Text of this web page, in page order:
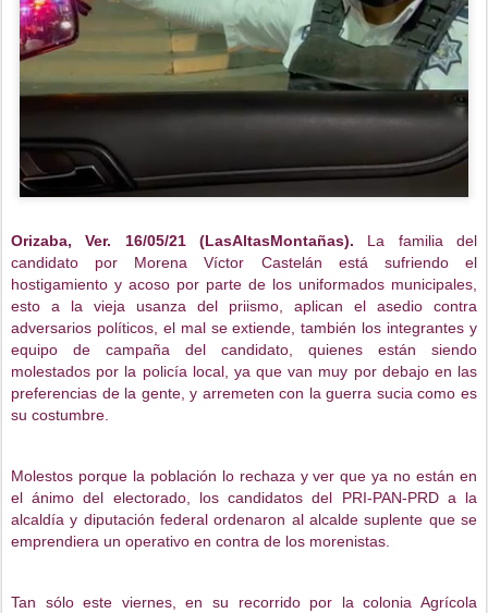
Orizaba, Ver. 16/05/21 (LasAltasMontañas). La familia del
candidato por Morena Víctor Castelán está sufriendo el
hostigamiento y acoso por parte de los uniformados municipales,
esto a la vieja usanza del priismo, aplican el asedio contra
adversarios políticos, el mal se extiende, también los integrantes y
equipo de campaña del candidato, quienes están siendo
molestados por la policía local, ya que van muy por debajo en las
preferencias de la gente, y arremeten con la guerra sucia como es
su costumbre.
Molestos porque la población lo rechaza y ver que ya no están en
el ánimo del electorado, los candidatos del PRI-PAN-PRD a la
alcaldía y diputación federal ordenaron al alcalde suplente que se
emprendiera un operativo en contra de los morenistas.
Tan sólo este viernes, en su recorrido por la colonia Agrícola